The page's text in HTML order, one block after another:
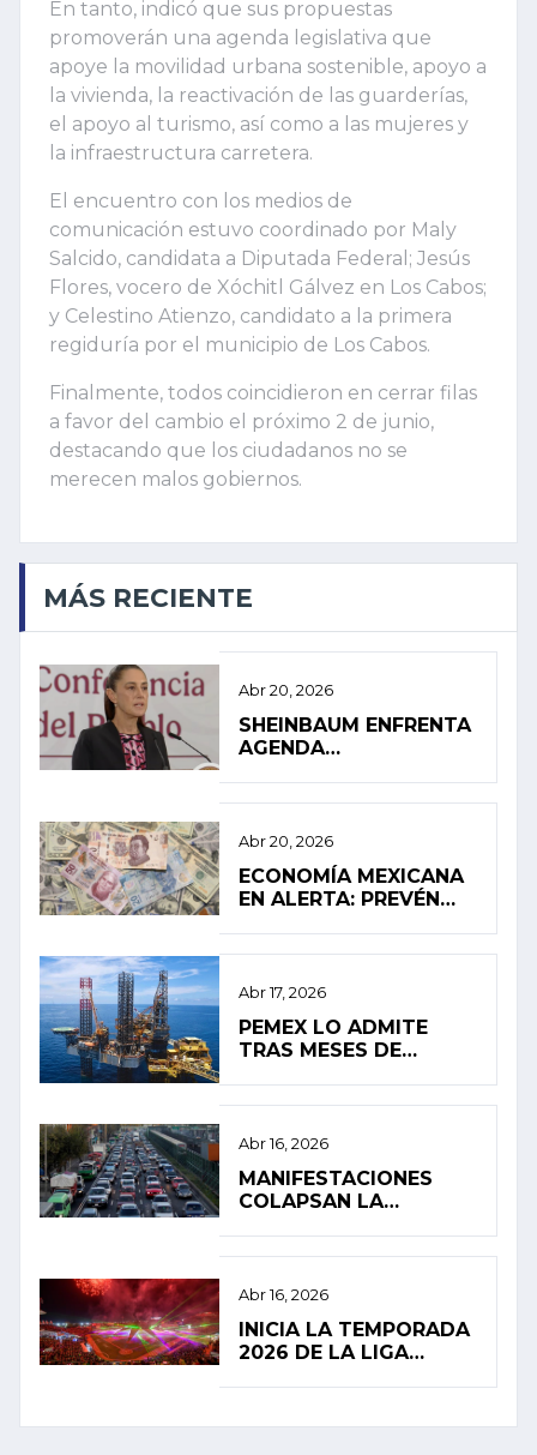
En tanto, indicó que sus propuestas
promoverán una agenda legislativa que
apoye la movilidad urbana sostenible, apoyo a
la vivienda, la reactivación de las guarderías,
el apoyo al turismo, así como a las mujeres y
la infraestructura carretera.
El encuentro con los medios de
comunicación estuvo coordinado por Maly
Salcido, candidata a Diputada Federal; Jesús
Flores, vocero de Xóchitl Gálvez en Los Cabos;
y Celestino Atienzo, candidato a la primera
regiduría por el municipio de Los Cabos.
Finalmente, todos coincidieron en cerrar filas
a favor del cambio el próximo 2 de junio,
destacando que los ciudadanos no se
merecen malos gobiernos.
MÁS RECIENTE
Abr 20, 2026
SHEINBAUM ENFRENTA
AGENDA
Abr 20, 2026
ECONOMÍA MEXICANA
EN ALERTA: PREVÉN
Abr 17, 2026
PEMEX LO ADMITE
TRAS MESES DE
GOLFO DE MÉXICO
Abr 16, 2026
MANIFESTACIONES
COLAPSAN LA
Abr 16, 2026
INICIA LA TEMPORADA
2026 DE LA LIGA
EXPECTATIVAS